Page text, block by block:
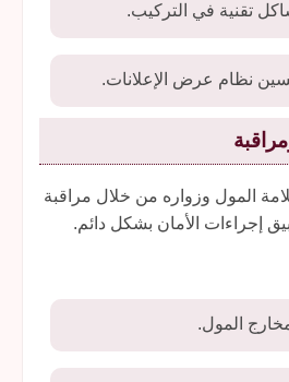
تقنية في التركيب.
نظام عرض الإعلانات.
المول وزواره من خلال مراقبة
إجراءات الأمان بشكل دائم.
المول.